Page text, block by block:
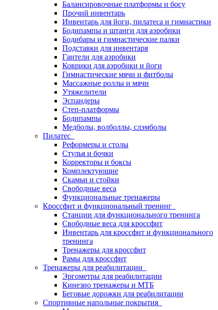
Балансировочные платформы и босу
Прочий инвентарь
Инвентарь для йоги, пилатеса и гимнастики
Бодипампы и штанги для аэробики
Бодибары и гимнастические палки
Подставки для инвентаря
Гантели для аэробики
Коврики для аэробики и йоги
Гимнастические мячи и фитболы
Массажные роллы и мячи
Утяжелители
Эспандеры
Степ-платформы
Бодипампы
Медболы, волболлы, слэмболы
Пилатес
Реформеры и столы
Стулья и бочки
Корректоры и боксы
Комплектующие
Скамьи и стойки
Свободные веса
Функциональные тренажеры
Кроссфит и функциональный тренинг
Станции для функционального тренинга
Свободные веса для кроссфит
Инвентарь для кроссфит и функционального
тренинга
Тренажеры для кроссфит
Рамы для кроссфит
Тренажеры для реабилитации
Эргометры для реабилитации
Кинезио тренажеры и МТБ
Беговые дорожки для реабилитации
Спортивные напольные покрытия